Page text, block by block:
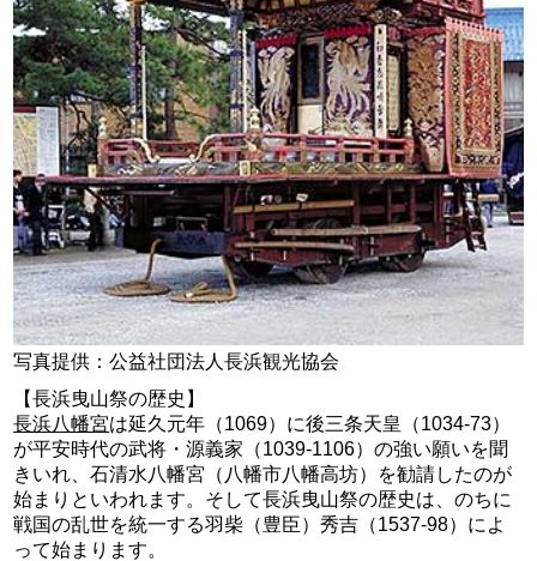
写真提供：公益社団法人長浜観光協会
【長浜曳山祭の歴史】
長浜八幡宮は延久元年（1069）に後三条天皇（1034-73）
が平安時代の武将・源義家（1039-1106）の強い願いを聞
きいれ、石清水八幡宮（八幡市八幡高坊）を勧請したのが
始まりといわれます。そして長浜曳山祭の歴史は、のちに
戦国の乱世を統一する羽柴（豊臣）秀吉（1537-98）によ
って始まります。